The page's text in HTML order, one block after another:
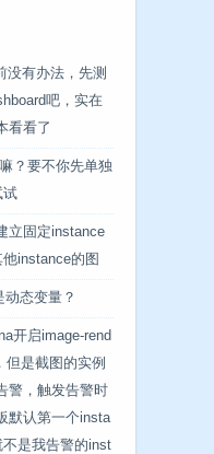
没有办法，先测
吧，实在
看看了
？要不你先单独
试
立固定instance
instance的图
态变量？
开启image-rend
但是截图的实例
警，触发告警时
默认第一个insta
是我告警的inst